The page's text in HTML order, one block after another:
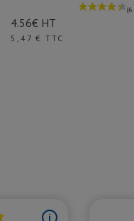
4.56€ HT
Prix
5,47 € TTC